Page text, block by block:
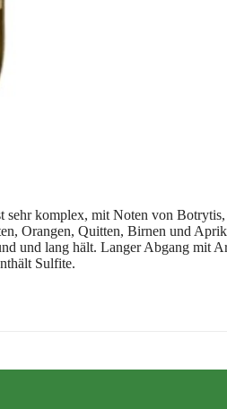
komplex, mit Noten von
Orangen, Quitten, Birnen und
und lang hält. Langer Abgang mit
Sulfite.